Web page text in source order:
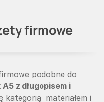
firmowe
podobne do
z długopisem i
kategorią, materiałem i